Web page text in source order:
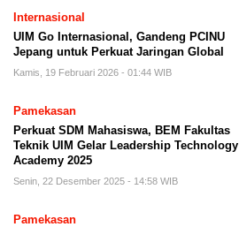
Internasional
UIM Go Internasional, Gandeng PCINU
Jepang untuk Perkuat Jaringan Global
Kamis, 19 Februari 2026 - 01:44 WIB
Pamekasan
Perkuat SDM Mahasiswa, BEM Fakultas
Teknik UIM Gelar Leadership Technology
Academy 2025
Senin, 22 Desember 2025 - 14:58 WIB
Pamekasan